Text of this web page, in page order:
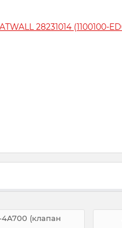
4A700 (клапан